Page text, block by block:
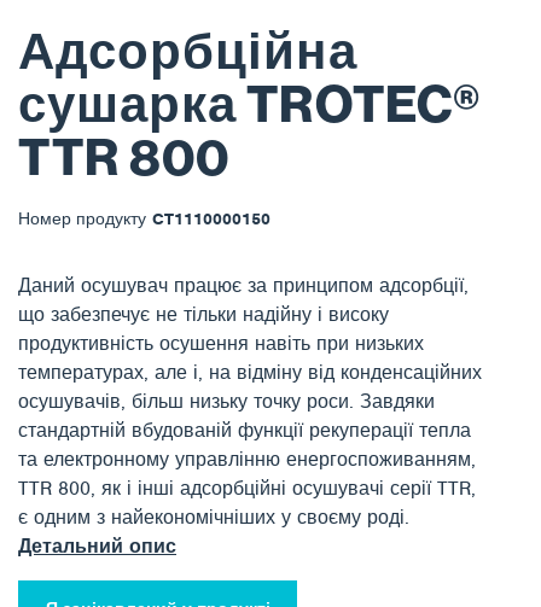
Адсорбційна
сушарка TROTEC®
TTR 800
Номер продукту CT1110000150
Даний осушувач працює за принципом адсорбції,
що забезпечує не тільки надійну і високу
продуктивність осушення навіть при низьких
температурах, але і, на відміну від конденсаційних
осушувачів, більш низьку точку роси. Завдяки
стандартній вбудованій функції рекуперації тепла
та електронному управлінню енергоспоживанням,
TTR 800, як і інші адсорбційні осушувачі серії TTR,
є одним з найекономічніших у своєму роді.
Детальний опис